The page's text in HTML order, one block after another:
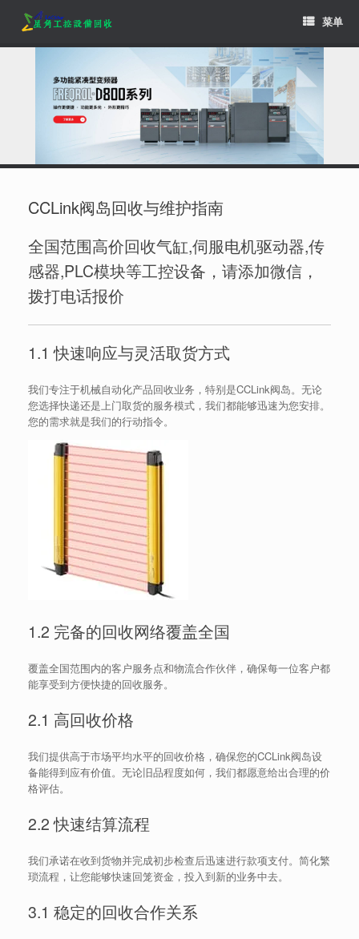
content
菜单
CCLink阀岛回收与维护指南
全国范围高价回收气缸,伺服电机驱动器,传
感器,PLC模块等工控设备，请添加微信，
拨打电话报价
1.1 快速响应与灵活取货方式
我们专注于机械自动化产品回收业务，特别是CCLink阀岛。无论
您选择快递还是上门取货的服务模式，我们都能够迅速为您安排。
您的需求就是我们的行动指令。
1.2 完备的回收网络覆盖全国
覆盖全国范围内的客户服务点和物流合作伙伴，确保每一位客户都
能享受到方便快捷的回收服务。
2.1 高回收价格
我们提供高于市场平均水平的回收价格，确保您的CCLink阀岛设
备能得到应有价值。无论旧品程度如何，我们都愿意给出合理的价
格评估。
2.2 快速结算流程
我们承诺在收到货物并完成初步检查后迅速进行款项支付。简化繁
琐流程，让您能够快速回笼资金，投入到新的业务中去。
3.1 稳定的回收合作关系